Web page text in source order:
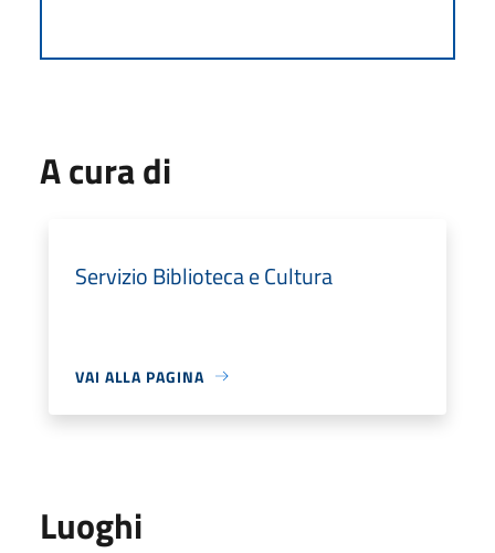
A cura di
Servizio Biblioteca e Cultura
VAI ALLA PAGINA
Luoghi